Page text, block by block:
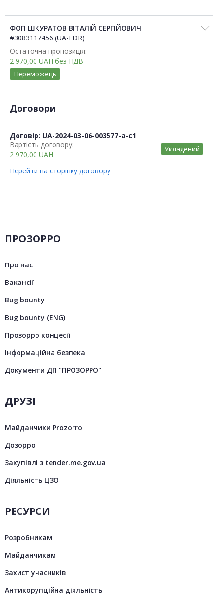
ФОП ШКУРАТОВ ВІТАЛІЙ СЕРГІЙОВИЧ
#3083117456 (UA-EDR)
Остаточна пропозиція:
2 970,00 UAH без ПДВ
Переможець
Договори
Договір: UA-2024-03-06-003577-a-c1
Вартість договору:
2 970,00 UAH
Укладений
Перейти на сторінку договору
ПРОЗОРРО
Про нас
Вакансії
Bug bounty
Bug bounty (ENG)
Прозорро концесії
Інформаційна безпека
Документи ДП "ПРОЗОРРО"
ДРУЗІ
Майданчики Prozorro
Дозорро
Закупівлі з tender.me.gov.ua
Діяльність ЦЗО
РЕСУРСИ
Розробникам
Майданчикам
Захист учасників
Антикорупційна діяльність